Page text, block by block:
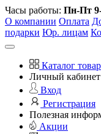
Часы работы: Пн-Пт
О компании Оплата
подарки Юр. лицам
Каталог
Личный кабинет
Вход
Регистрация
Полезная
Акции